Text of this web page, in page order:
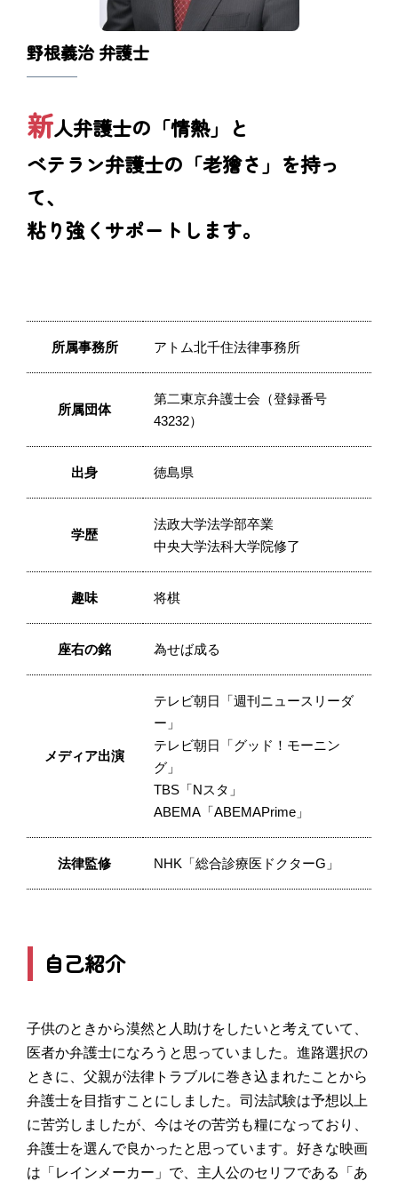
野根義治 弁護士
新人弁護士の「情熱」と
ベテラン弁護士の「老獪さ」を持っ
て、
粘り強くサポートします。
所属事務所 アトム北千住法律事務所
所属団体
第二東京弁護士会（登録番号
43232）
出身 徳島県
学歴
法政大学法学部卒業
中央大学法科大学院修了
趣味 将棋
座右の銘 為せば成る
メディア出演
テレビ朝日「週刊ニュースリーダ
ー」
テレビ朝日「グッド！モーニン
グ」
TBS「Nスタ」
ABEMA「ABEMAPrime」
法律監修 NHK「総合診療医ドクターG」
自己紹介
子供のときから漠然と人助けをしたいと考えていて、
医者か弁護士になろうと思っていました。進路選択の
ときに、父親が法律トラブルに巻き込まれたことから
弁護士を目指すことにしました。司法試験は予想以上
に苦労しましたが、今はその苦労も糧になっており、
弁護士を選んで良かったと思っています。好きな映画
は「レインメーカー」で、主人公のセリフである「あ